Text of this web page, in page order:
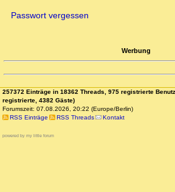
Passwort vergessen
Werbung
257372 Einträge in 18362 Threads, 975 registrierte
registrierte, 4382 Gäste)
Forumszeit: 07.08.2026, 20:22 (Europe/Berlin)
RSS Einträge
RSS Threads Kontakt
powered by my little forum